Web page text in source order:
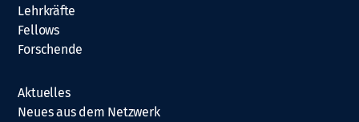
Lehrkräfte
Fellows
Forschende
Aktuelles
Neues aus dem Netzwerk